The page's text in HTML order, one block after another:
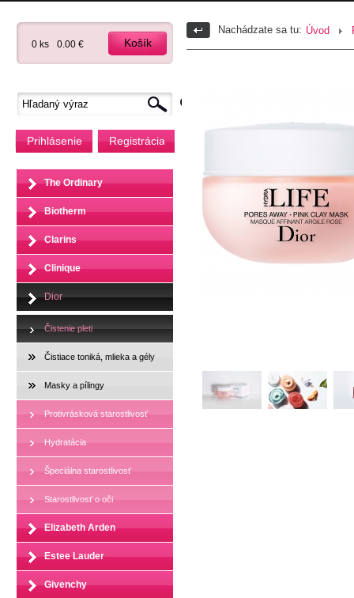
0 ks 0.00 € Košík
Prihlásenie Registrácia
The Ordinary
Biotherm
Clarins
Clinique
Dior
Čistenie pleti
Čistiace toniká, mlieka a gély
Masky a pílingy
Protivrásková starostlivosť
Hydratácia
Špeciálna starostlivosť
Starostlivosť o oči
Elizabeth Arden
Estee Lauder
Givenchy
Nachádzate sa tu: Úvod